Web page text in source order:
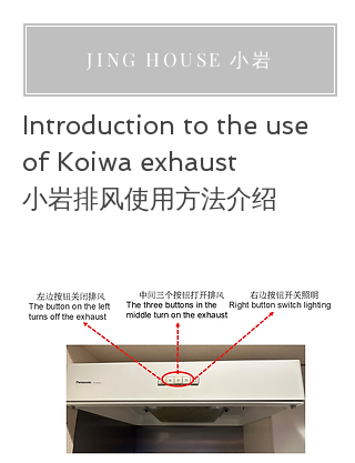
JING HOUSE 小岩
Introduction to the use
of Koiwa exhaust
小岩排风使用方法介绍